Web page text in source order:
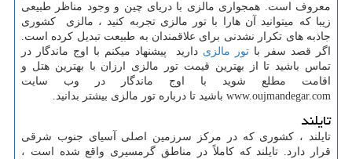
معروف است. همجواری مالزی با دریای چین و وجود مناظر طبیعی
زیبا که میتوانید آن هارا با تور مالزی تجربه کنید ، مالزی کشوری
جاذبه های تکرار نشدنی برای علاقمندان به طبیعت تبدیل کرده است.
اگر قصد سفر با تور مالزی دارید پیشنهاد میکنم با اوج ماندگار در
تماس باشید تا از بهترین قیمت تور مالزی ارزان با بهترین هتل و
اقامت مطلع شوید با اوج ماندگار در وب سایت
www.oujmandegar.com باشید تا درباره تور مالزی بیشتر بدانید.
تایلند
تایلند ، کشوری که در مرکز سرزمین اصلی آسیای جنوب شرقی
قرار دارد. تایلند که کاملاً در مناطق گرمسیری واقع شده است ،